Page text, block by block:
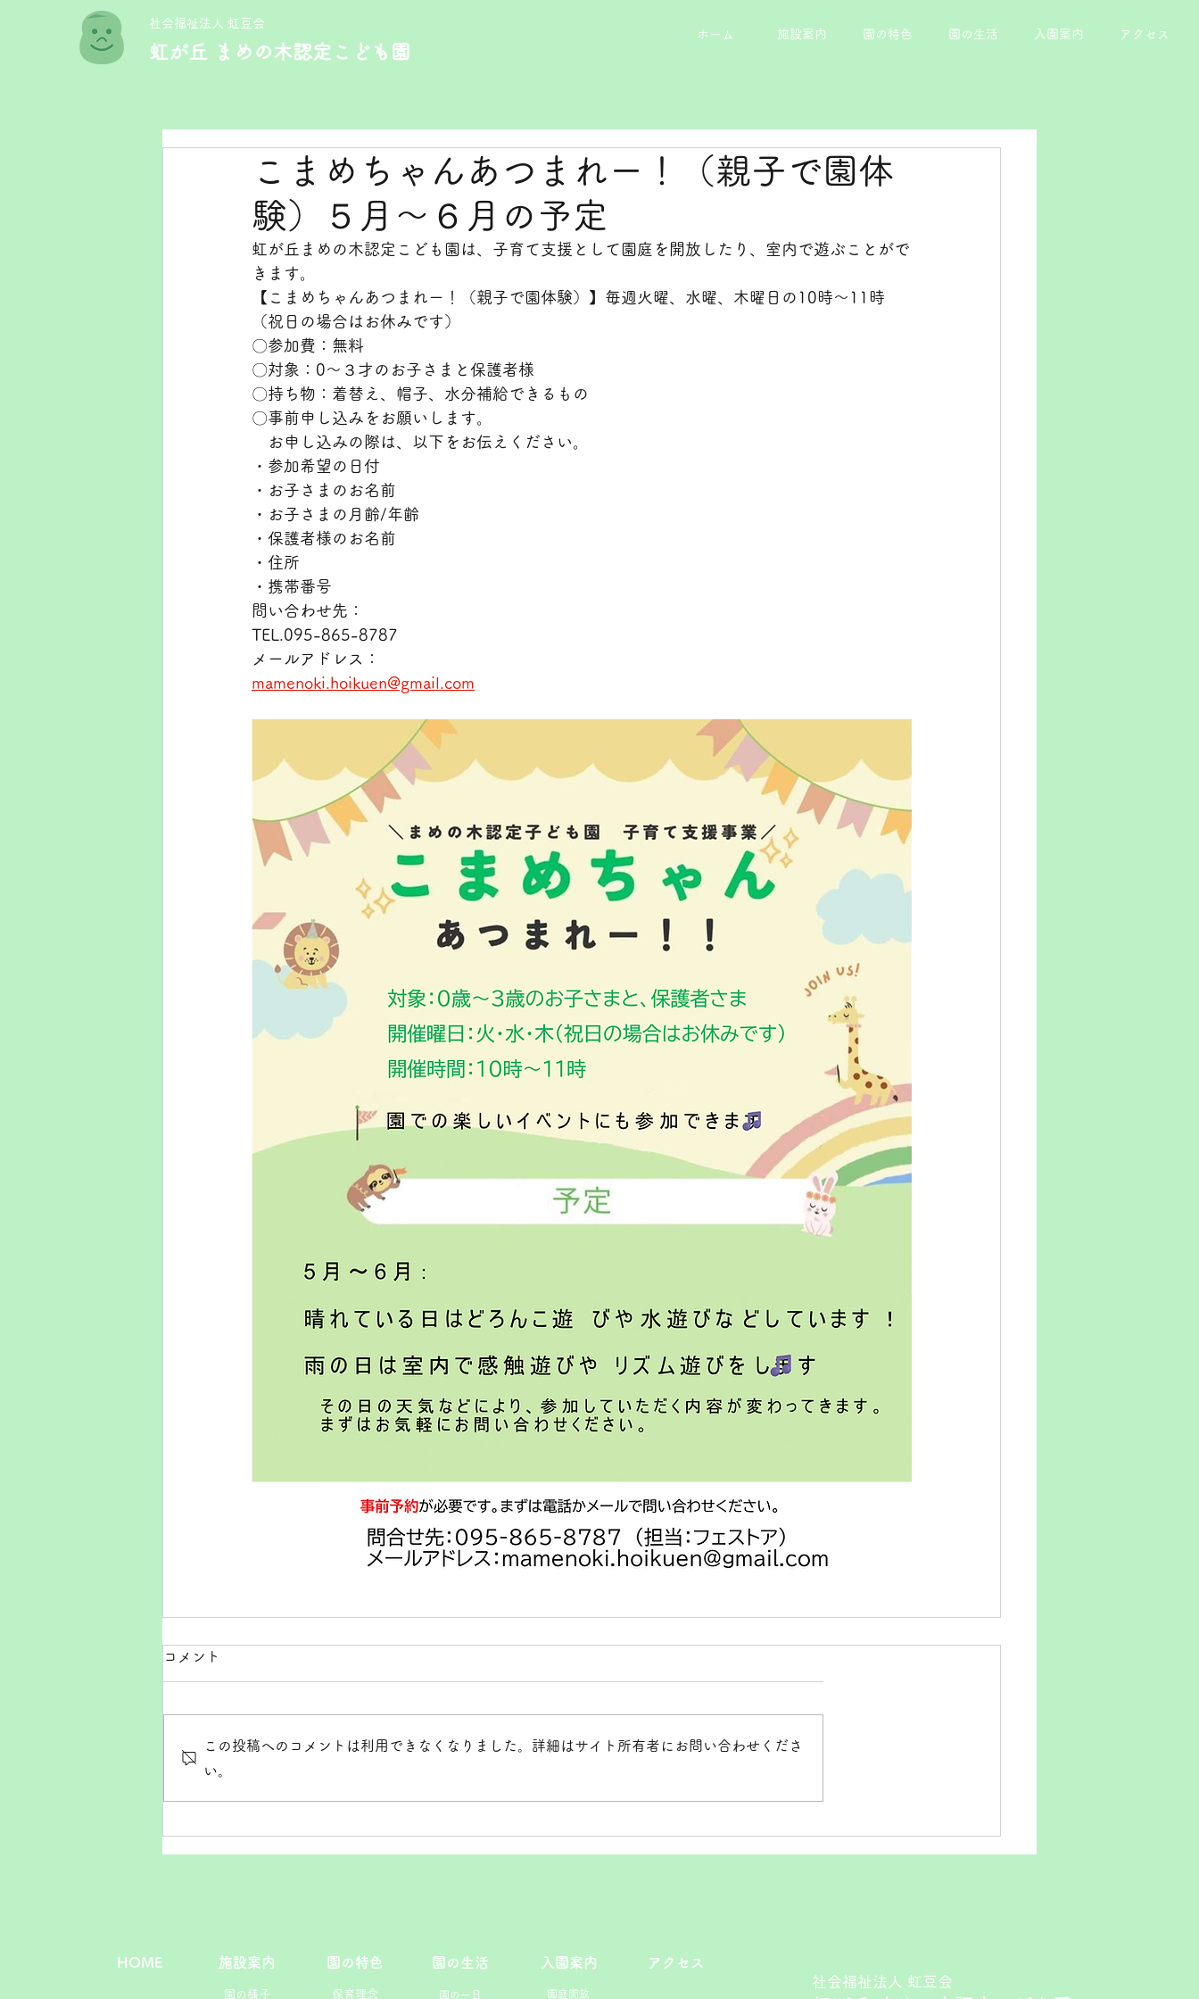
​社会福祉法人 虹豆会
虹が丘 まめの木認定こども園
ホーム 施設案内 園の特色 園の生活 入園案内 アクセス
こまめちゃんあつまれー！（親子で園体
験）５月～６月の予定
虹が丘まめの木認定こども園は、子育て支援として園庭を開放したり、室内で遊ぶことがで
きます。
【こまめちゃんあつまれー！（親子で園体験）】毎週火曜、水曜、木曜日の10時～11時
（祝日の場合はお休みです）
〇参加費：無料
〇対象：0～３才のお子さまと保護者様
〇持ち物：着替え、帽子、水分補給できるもの
〇事前申し込みをお願いします。
お申し込みの際は、以下をお伝えください。
・参加希望の日付
・お子さまのお名前
・お子さまの月齢/年齢
・保護者様のお名前
・住所
・携帯番号
問い合わせ先：
TEL.095-865-8787
メールアドレス：
mamenoki.hoikuen@gmail.com
コメント
この投稿へのコメントは利用できなくなりました。詳細はサイト所有者にお問い合わせくださ
い。
HOME 施設案内
園の様子
園の特色
保育理念
園の生活
園の一日
入園案内
園庭開放
アクセス
社会福祉法人 虹豆会